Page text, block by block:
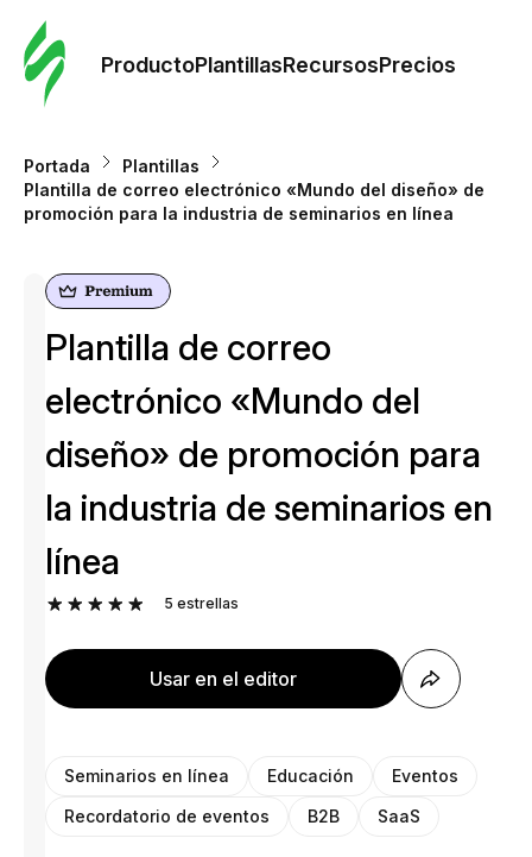
ProductoPlantillasRecursosPrecios
Portada
Plantillas
Plantilla de correo electrónico «Mundo del diseño» de
promoción para la industria de seminarios en línea
Plantilla de correo
electrónico «Mundo del
diseño» de promoción para
la industria de seminarios en
línea
5 estrellas
Usar en el editor
Seminarios en línea Educación
Eventos
Recordatorio de eventos
B2B SaaS